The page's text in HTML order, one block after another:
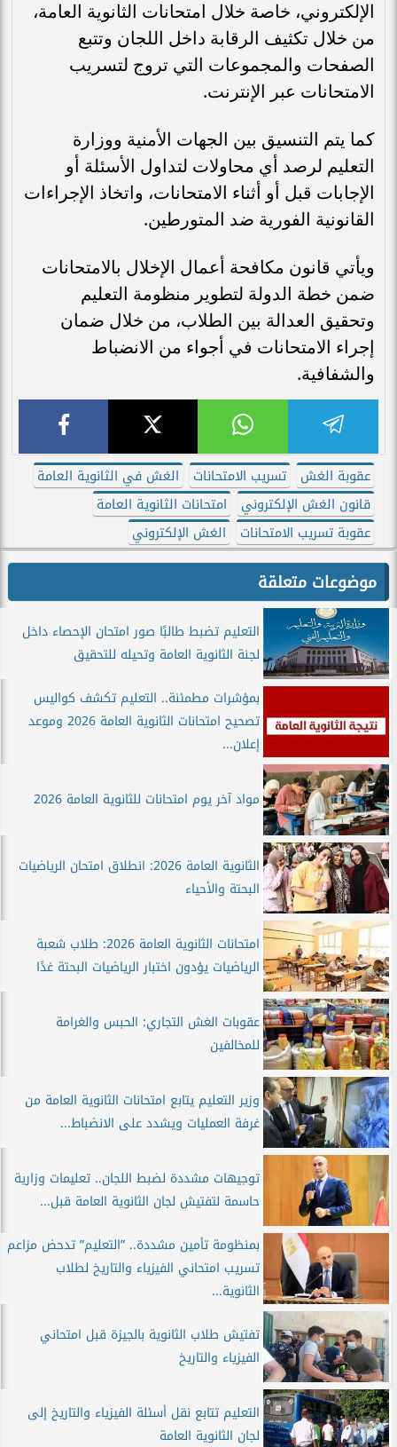
الإلكتروني، خاصة خلال امتحانات الثانوية العامة،
من خلال تكثيف الرقابة داخل اللجان وتتبع
الصفحات والمجموعات التي تروج لتسريب
الامتحانات عبر الإنترنت.
كما يتم التنسيق بين الجهات الأمنية ووزارة
التعليم لرصد أي محاولات لتداول الأسئلة أو
الإجابات قبل أو أثناء الامتحانات، واتخاذ الإجراءات
القانونية الفورية ضد المتورطين.
ويأتي قانون مكافحة أعمال الإخلال بالامتحانات
ضمن خطة الدولة لتطوير منظومة التعليم
وتحقيق العدالة بين الطلاب، من خلال ضمان
إجراء الامتحانات في أجواء من الانضباط
والشفافية.
عقوبة الغش تسريب الامتحانات
الغش في الثانوية العامة
قانون الغش الإلكتروني
امتحانات الثانوية العامة
عقوبة تسريب الامتحانات
الغش الإلكتروني
موضوعات متعلقة
التعليم تضبط طالبًا صور امتحان الإحصاء داخل
لجنة الثانوية العامة وتحيله للتحقيق
بمؤشرات مطمئنة.. التعليم تكشف كواليس
تصحيح امتحانات الثانوية العامة 2026 وموعد
إعلان...
مواد آخر يوم امتحانات للثانوية العامة 2026
الثانوية العامة 2026: انطلاق امتحان الرياضيات
البحتة والأحياء
امتحانات الثانوية العامة 2026: طلاب شعبة
الرياضيات يؤدون اختبار الرياضيات البحتة غدًا
عقوبات الغش التجاري: الحبس والغرامة
للمخالفين
وزير التعليم يتابع امتحانات الثانوية العامة من
غرفة العمليات ويشدد على الانضباط...
توجيهات مشددة لضبط اللجان.. تعليمات وزارية
حاسمة لتفتيش لجان الثانوية العامة قبل...
بمنظومة تأمين مشددة.. ”التعليم” تدحض مزاعم
تسريب امتحاني الفيزياء والتاريخ لطلاب
الثانوية...
تفتيش طلاب الثانوية بالجيزة قبل امتحاني
الفيزياء والتاريخ
التعليم تتابع نقل أسئلة الفيزياء والتاريخ إلى
لجان الثانوية العامة